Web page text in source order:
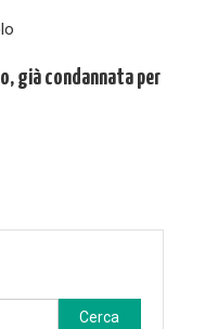
già condannata per
Ricerca